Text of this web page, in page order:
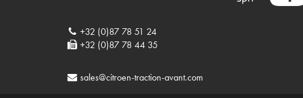
+32 (0)87 78 51 24
+32 (0)87 78 44 35
sales@citroen-traction-avant.com